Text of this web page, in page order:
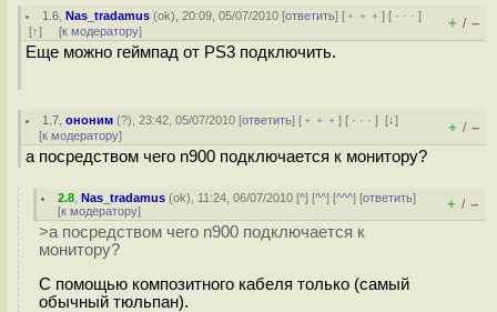
1.6 ,Nas_tradamus (ok), 20:09, 05/07/2010 [ответить] [ ﹢﹢﹢] [ · · ·]
[↑] [к модератору] + / –
Еще можно геймпад от PS3 подключить.
1.7 ,ононим (?), 23:42, 05/07/2010 [ответить] [ ﹢﹢﹢] [ · · ·][↓]
[к модератору] + / –
а посредством чего n900 подключается к монитору?
2.8 ,Nas_tradamus (ok), 11:24, 06/07/2010 [^] [^^] [^^^] [ответить]
[к модератору] + / –
>а посредством чего n900 подключается к
монитору?
С помощью композитного кабеля только (самый
обычный тюльпан).